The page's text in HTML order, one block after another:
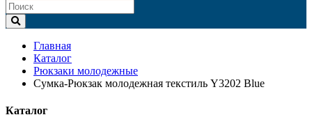
Главная
Каталог
Рюкзаки молодежные
Сумка-Рюкзак молодежная текстиль Y3202 Blue
Каталог